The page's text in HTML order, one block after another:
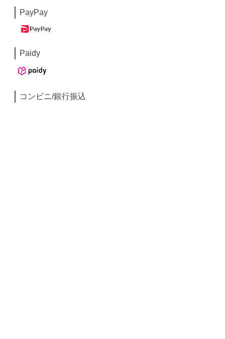
PayPay
Paidy
コンビニ/銀行振込